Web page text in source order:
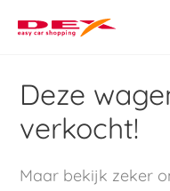
Deze
verkocht!
Maar bekijk zeker